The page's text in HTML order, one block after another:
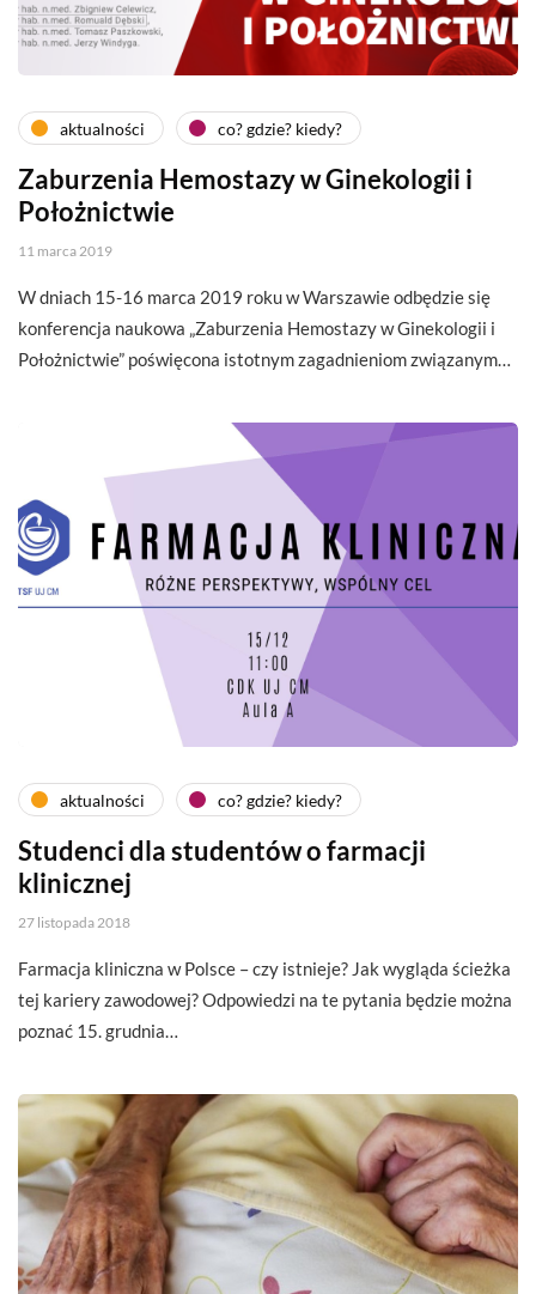
aktualności co? gdzie? kiedy?
Zaburzenia Hemostazy w Ginekologii i
Położnictwie
11 marca 2019
W dniach 15-16 marca 2019 roku w Warszawie odbędzie się
konferencja naukowa „Zaburzenia Hemostazy w Ginekologii i
Położnictwie” poświęcona istotnym zagadnieniom związanym…
aktualności co? gdzie? kiedy?
Studenci dla studentów o farmacji
klinicznej
27 listopada 2018
Farmacja kliniczna w Polsce – czy istnieje? Jak wygląda ścieżka
tej kariery zawodowej? Odpowiedzi na te pytania będzie można
poznać 15. grudnia…